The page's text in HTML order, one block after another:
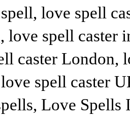
love spell
love spell
caster London,
spell caster
Love